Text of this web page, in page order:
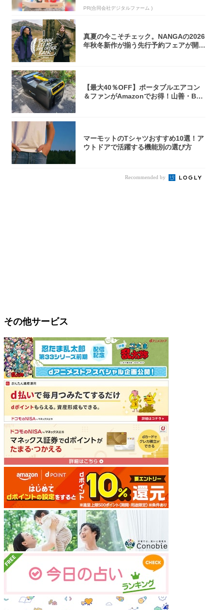
PR(合同会社デジタルファーム )
真夏の今こそチェック。NANGAの2026
年秋冬新作が揃う先行予約フェアが開催
【最大40％OFF】ポータブルエアコン
＆ファンがAmazonでお得！山善・Bo
マーモットのTシャツおすすめ10選！ア
ウトドアで活躍する機能別の選び方
Recommended by
その他サービス